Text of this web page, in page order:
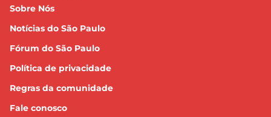
Sobre Nós
Notícias do São Paulo
Fórum do São Paulo
Política de privacidade
Regras da comunidade
Fale conosco